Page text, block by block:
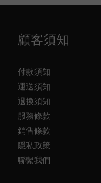
顧客須知
付款須知
運送須知
退換須知
服務條款
銷售條款
隱私政策
聯繫我們